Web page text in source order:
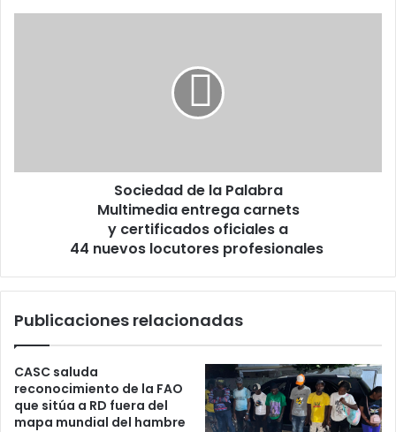
Sociedad de la Palabra
Multimedia entrega carnets
y certificados oficiales a
44 nuevos locutores profesionales
Publicaciones relacionadas
CASC saluda
reconocimiento de la FAO
que sitúa a RD fuera del
mapa mundial del hambre